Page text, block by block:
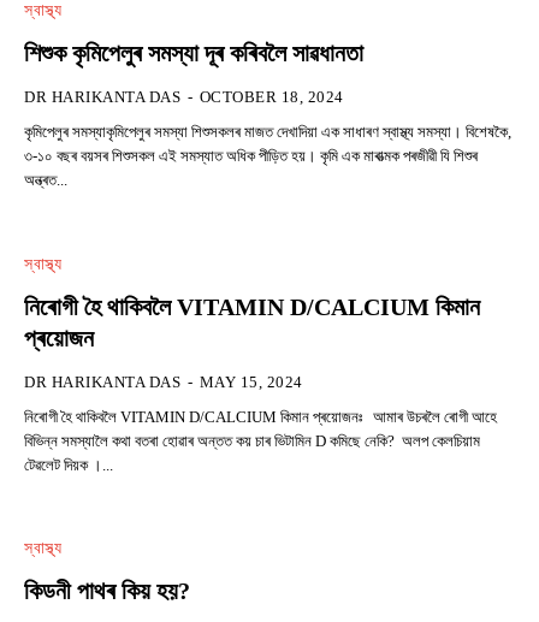
স্বাস্থ্য
শিশুক কৃমিপেলুৰ সমস্যা দূৰ কৰিবলৈ সাৱধানতা
DR HARIKANTA DAS - OCTOBER 18, 2024
কৃমিপেলুৰ সমস্যাকৃমিপেলুৰ সমস্যা শিশুসকলৰ মাজত দেখাদিয়া এক সাধাৰণ স্বাস্থ্য সমস্যা। বিশেষকৈ,
৩-১০ বছৰ বয়সৰ শিশুসকল এই সমস্যাত অধিক পীড়িত হয়। কৃমি এক মাৰাত্মক পৰজীৱী যি শিশুৰ
অন্ত্ৰত...
স্বাস্থ্য
নিৰোগী হৈ থাকিবলৈ VITAMIN D/CALCIUM কিমান
প্ৰয়োজন
DR HARIKANTA DAS - MAY 15, 2024
নিৰোগী হৈ থাকিবলৈ VITAMIN D/CALCIUM কিমান প্ৰয়োজনঃ আমাৰ উচৰলৈ ৰোগী আহে
বিভিন্ন সমস্যালৈ কথা বতৰা হোৱাৰ অন্তত কয় চাৰ ভিটামিন D কমিছে নেকি? অলপ কেলচিয়াম
টেৱলেট দিয়ক ।...
স্বাস্থ্য
কিডনী পাথৰ কিয় হয়?